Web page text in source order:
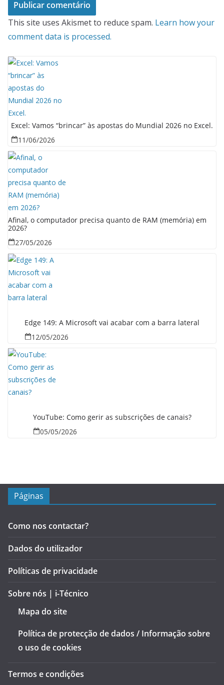
This site uses Akismet to reduce spam. Learn how your
comment data is processed.
Excel: Vamos “brincar” às apostas do Mundial 2026 no Excel.
11/06/2026
Afinal, o computador precisa quanto de RAM (memória) em
2026?
27/05/2026
Edge 149: A Microsoft vai acabar com a barra lateral
12/05/2026
YouTube: Como gerir as subscrições de canais?
05/05/2026
Páginas
Como nos contactar?
Dados do utilizador
Políticas de privacidade
Sobre nós | i-Técnico
Mapa do site
Política de protecção de dados / Informação sobre
o uso de cookies
Termos e condições